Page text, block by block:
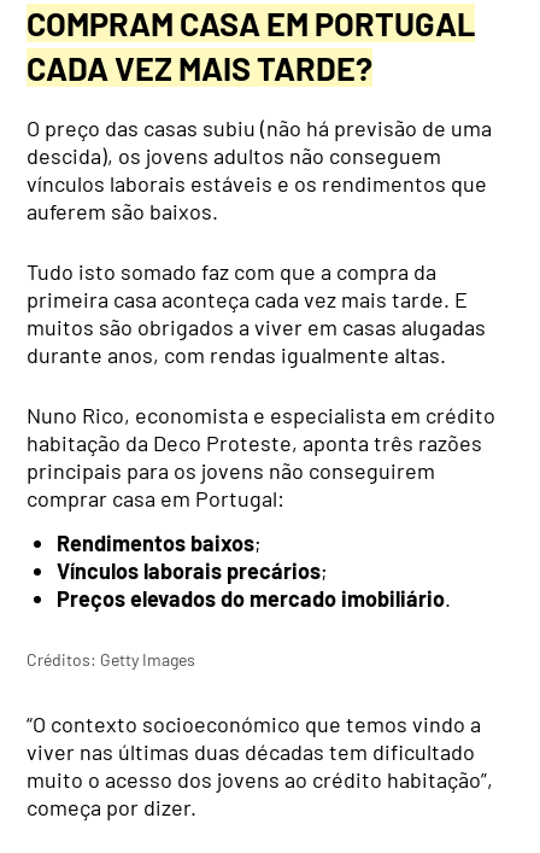
COMPRAM CASA EM PORTUGAL
CADA VEZ MAIS TARDE?
O preço das casas subiu (não há previsão de uma
descida), os jovens adultos não conseguem
vínculos laborais estáveis e os rendimentos que
auferem são baixos.
Tudo isto somado faz com que a compra da
primeira casa aconteça cada vez mais tarde. E
muitos são obrigados a viver em casas alugadas
durante anos, com rendas igualmente altas.
Nuno Rico, economista e especialista em crédito
habitação da Deco Proteste, aponta três razões
principais para os jovens não conseguirem
comprar casa em Portugal:
Rendimentos baixos;
Vínculos laborais precários;
Preços elevados do mercado imobiliário.
Créditos: Getty Images
“O contexto socioeconómico que temos vindo a
viver nas últimas duas décadas tem dificultado
muito o acesso dos jovens ao crédito habitação”,
começa por dizer.